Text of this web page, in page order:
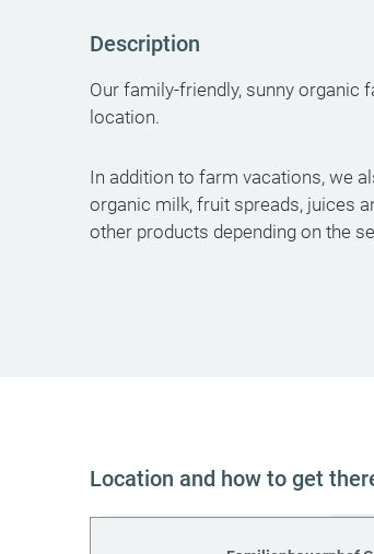
Description
Our family-friendly, sunny organic
location.
In addition to farm vacations, we
organic milk, fruit spreads, juices
other products depending on the
Location and how to get